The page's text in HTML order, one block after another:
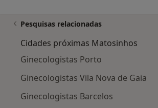
Pesquisas relacionadas
Cidades próximas Matosinhos
Ginecologistas Porto
Ginecologistas Vila Nova de Gaia
Ginecologistas Barcelos